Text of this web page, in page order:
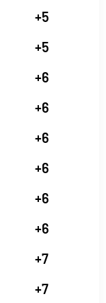
+5
+5
+6
+6
+6
+6
+6
+6
+7
+7